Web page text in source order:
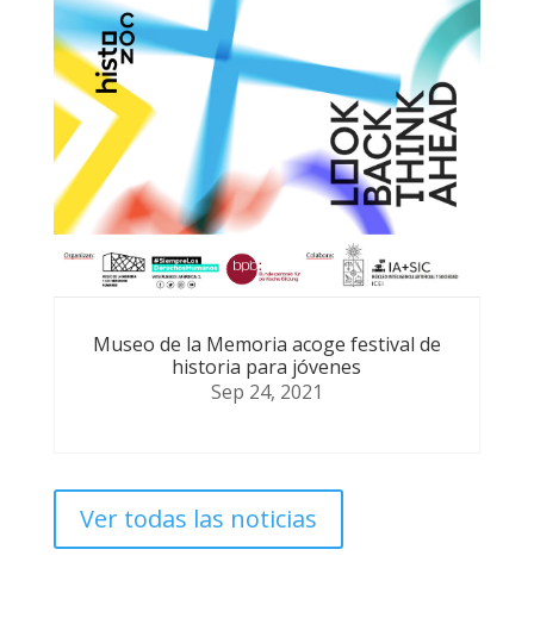
Museo de la Memoria acoge festival de
historia para jóvenes
Sep 24, 2021
Ver todas las noticias